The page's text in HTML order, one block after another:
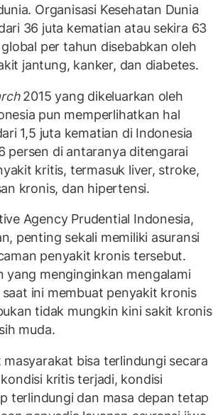
Organisasi Kesehatan Dunia
36 juta kematian atau sekira 63
per tahun disebabkan oleh
jantung, kanker, dan diabetes.
2015 yang dikeluarkan oleh
pun memperlihatkan hal
1,5 juta kematian di Indonesia
persen di antaranya ditengarai
kritis, termasuk liver, stroke,
kronis, dan hipertensi.
Agency Prudential Indonesia,
penting sekali memiliki asuransi
penyakit kronis tersebut.
yang menginginkan mengalami
ini membuat penyakit kronis
tidak mungkin kini sakit kronis
muda.
bisa terlindungi secara
kritis terjadi, kondisi
terlindungi dan masa depan tetap